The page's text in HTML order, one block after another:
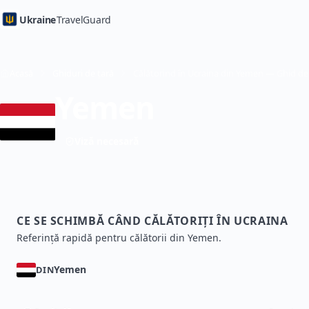
UkraineTravelGuard
CE SE SCHIMBĂ CÂND CĂLĂTORIȚI ÎN UCRAINA
Referință rapidă pentru călătorii din Yemen.
DINYemen